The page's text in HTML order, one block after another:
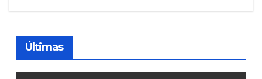
Últimas